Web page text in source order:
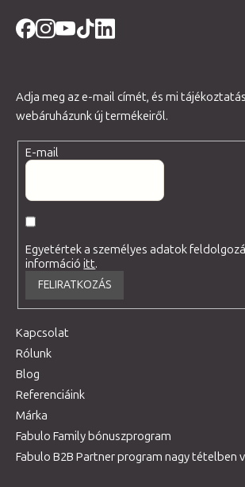
Adja meg az e-mail címét, és mi
webáruházunk új termékeiről.
E-mail
Egyetértek a személyes adatok
információitt.
FELIRATKOZÁS
Kapcsolat
Rólunk
Blog
Referenciáink
Márka
Fabulo Family bónuszprogram
Fabulo B2B Partner program nagy tételben